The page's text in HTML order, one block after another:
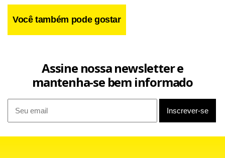
Você também pode gostar
Assine nossa newsletter e
mantenha-se bem informado